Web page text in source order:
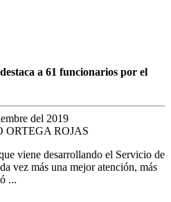
a 61 funcionarios por el
del 2019
ROJAS
viene desarrollando el Servicio de
vez más una mejor atención, más
...